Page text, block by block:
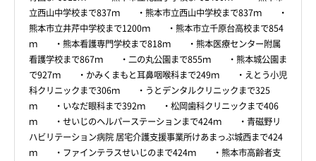
立西山中学校まで837ｍ ・熊本市立西山中学校まで837ｍ ・
熊本市立井芹中学校まで1200ｍ ・熊本市立千原台高校まで854
ｍ ・熊本看護専門学校まで818ｍ ・熊本医療センター附属
看護学校まで867ｍ ・二の丸公園まで855ｍ ・熊本城公園ま
で927ｍ ・かみくまもと耳鼻咽喉科まで249ｍ ・えとう小児
科クリニックまで306ｍ ・うとデンタルクリニックまで325
ｍ ・いなだ眼科まで392ｍ ・松岡歯科クリニックまで406
ｍ ・せいじのヘルパーステーションまで424ｍ ・青磁野リ
ハビリテーション病院 居宅介護支援事業所けあまっぷ城西まで424
ｍ ・ファインテラスせいじのまで424ｍ ・熊本市高齢者支